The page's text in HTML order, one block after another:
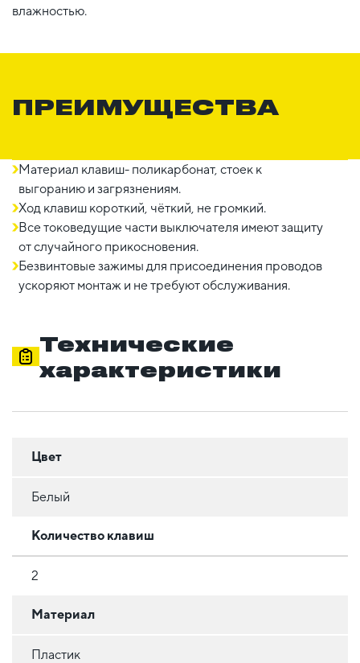
влажностью.
ПРЕИМУЩЕСТВА
Материал клавиш- поликарбонат, стоек к
выгоранию и загрязнениям.
Ход клавиш короткий, чёткий, не громкий.
Все токоведущие части выключателя имеют защиту
от случайного прикосновения.
Безвинтовые зажимы для присоединения проводов
ускоряют монтаж и не требуют обслуживания.
Технические
характеристики
Цвет
Белый
Количество клавиш
2
Материал
Пластик